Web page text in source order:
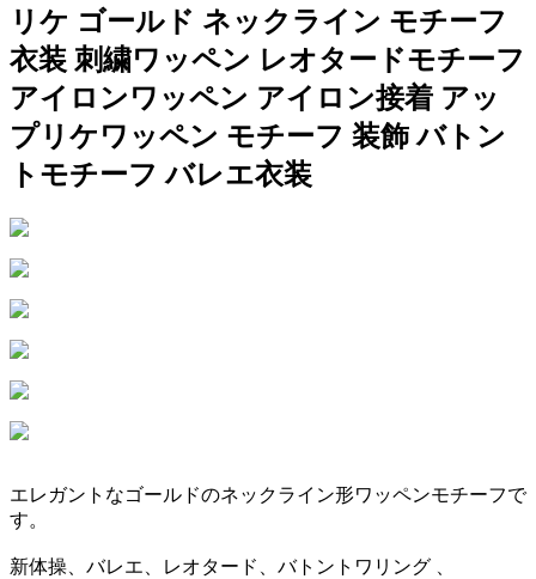
リケ ゴールド ネックライン モチーフ
衣装 刺繍ワッペン レオタードモチーフ
アイロンワッペン アイロン接着 アッ
プリケワッペン モチーフ 装飾 バトン
トモチーフ バレエ衣装
エレガントなゴールドのネックライン形ワッペンモチーフで
す。
新体操、バレエ、レオタード、バトントワリング 、